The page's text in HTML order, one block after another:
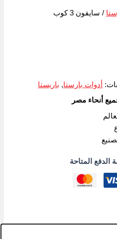
/ سايفون 3 كوب
أدوات بارستا, باريستا
أنحاء مصر
الدفع المتاحة